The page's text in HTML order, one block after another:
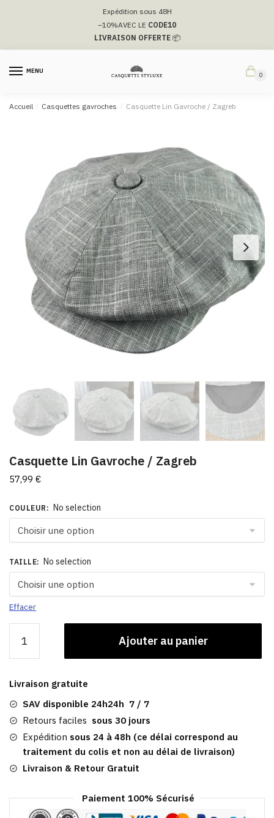
navigation
Expédition sous 48H
–10%AVEC LE CODE10
LIVRAISON OFFERTE📦
MENU
0
Accueil / Casquettes gavroches / Casquette Lin Gavroche / Zagreb
Casquette Lin Gavroche / Zagreb
57,99 €
COULEUR : No selection
TAILLE: No selection
Effacer
Casquette
Gavroche
/
Zagreb
Ajouter au panier
Livraison gratuite
SAV disponible 24h24h 7 / 7
Retours faciles sous 30 jours
Expédition sous 24 à 48h (ce délai correspond au
traitement du colis et non au délai de livraison)
Livraison & Retour Gratuit
Paiement 100% Sécurisé